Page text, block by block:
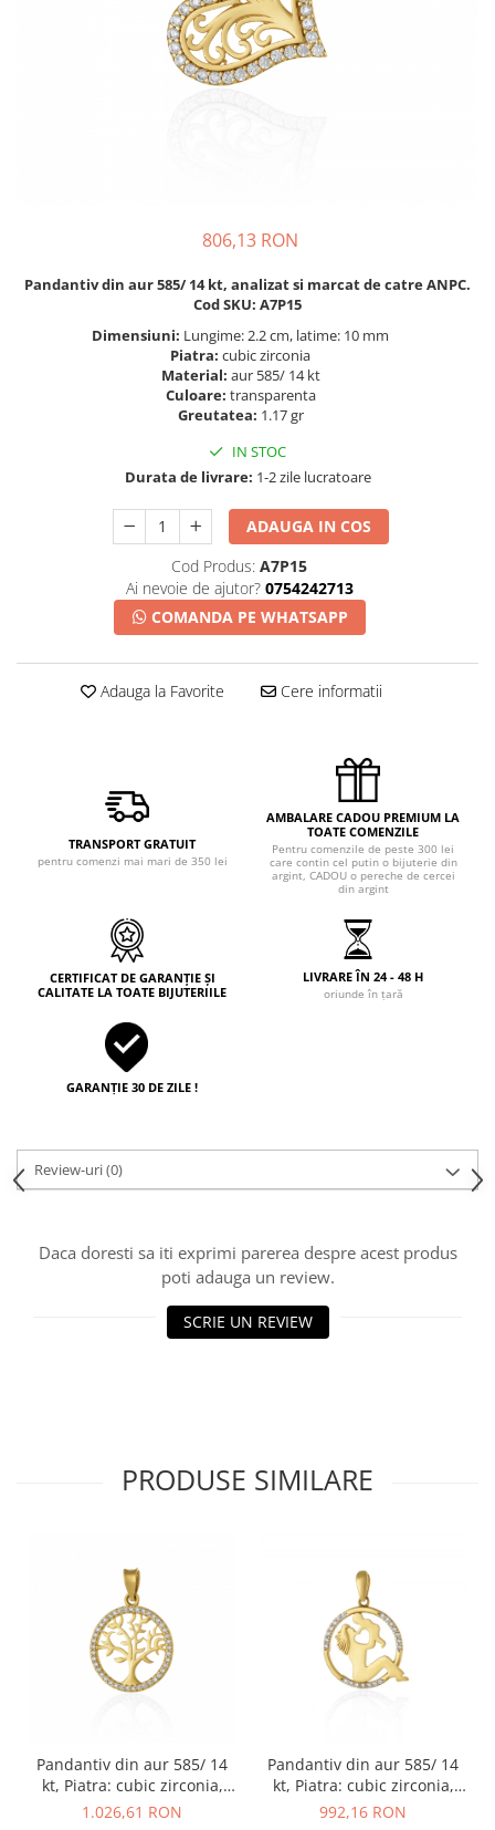
806,13 RON
Pandantiv din aur 585/ 14 kt, analizat si marcat de catre ANPC.
Cod SKU: A7P15
Dimensiuni: Lungime: 2.2 cm, latime: 10 mm
Piatra: cubic zirconia
Material: aur 585/ 14 kt
Culoare: transparenta
Greutatea: 1.17 gr
IN STOC
Durata de livrare: 1-2 zile lucratoare
ADAUGA IN COS
Cod Produs: A7P15
Ai nevoie de ajutor? 0754242713
COMANDA PE WHATSAPP
Adauga la Favorite Cere informatii
TRANSPORT GRATUIT
pentru comenzi mai mari de 350 lei
AMBALARE CADOU PREMIUM LA
TOATE COMENZILE
Pentru comenzile de peste 300 lei
care contin cel putin o bijuterie din
argint, CADOU o pereche de cercei
din argint
CERTIFICAT DE GARANȚIE ȘI
CALITATE LA TOATE BIJUTERIILE
LIVRARE ÎN 24 - 48 H
oriunde în țară
GARANȚIE 30 DE ZILE !
Review-uri(0)
Daca doresti sa iti exprimi parerea despre acest produs
poti adauga un review.
SCRIE UN REVIEW
PRODUSE SIMILARE
Pandantiv din aur 585/ 14
kt, Piatra: cubic zirconia,
Culoare: transparenta
1.026,61 RON
Pandantiv din aur 585/ 14
kt, Piatra: cubic zirconia,
Culoare: transparenta
992,16 RON